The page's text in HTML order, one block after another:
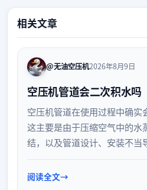
相关文章
@无油空压机2026年8月9日
空压机管道会二次积水吗
空压机管道在使用过程中确实
这主要是由于压缩空气中的水
结，以及管道设计、安装不当
学的管道设计与日常维护建议
阅读全文